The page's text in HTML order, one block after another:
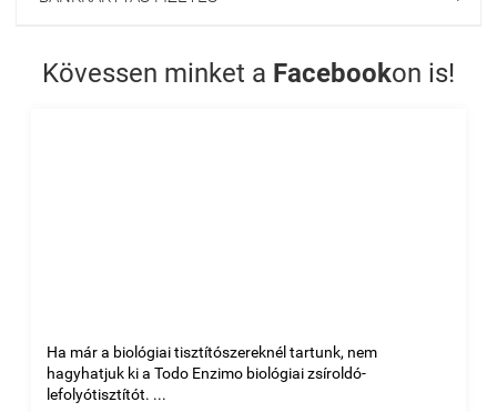
Kövessen minket a Facebookon is!
Ha már a biológiai tisztítószereknél tartunk, nem
hagyhatjuk ki a Todo Enzimo biológiai zsíroldó-
lefolyótisztítót. ...